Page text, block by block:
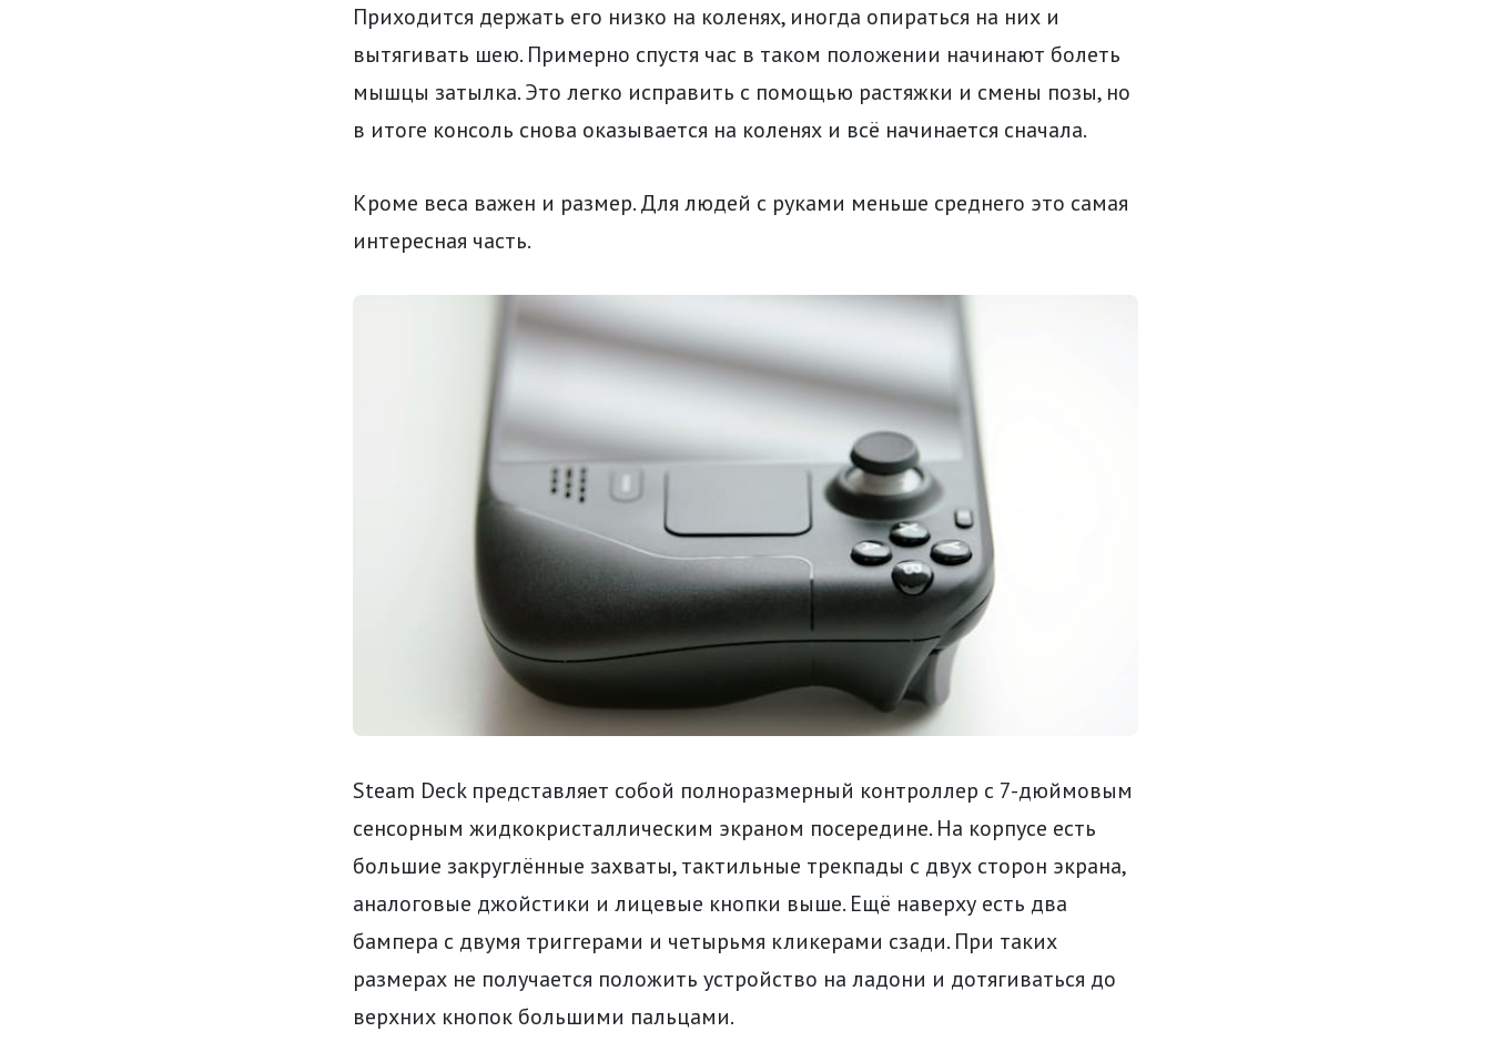
Приходится держать его низко на коленях, иногда опираться на них и
вытягивать шею. Примерно спустя час в таком положении начинают болеть
мышцы затылка. Это легко исправить с помощью растяжки и смены позы, но
в итоге консоль снова оказывается на коленях и всё начинается сначала.
Кроме веса важен и размер. Для людей с руками меньше среднего это самая
интересная часть.
Steam Deck представляет собой полноразмерный контроллер с 7-дюймовым
сенсорным жидкокристаллическим экраном посередине. На корпусе есть
большие закруглённые захваты, тактильные трекпады с двух сторон экрана,
аналоговые джойстики и лицевые кнопки выше. Ещё наверху есть два
бампера с двумя триггерами и четырьмя кликерами сзади. При таких
размерах не получается положить устройство на ладони и дотягиваться до
верхних кнопок большими пальцами.